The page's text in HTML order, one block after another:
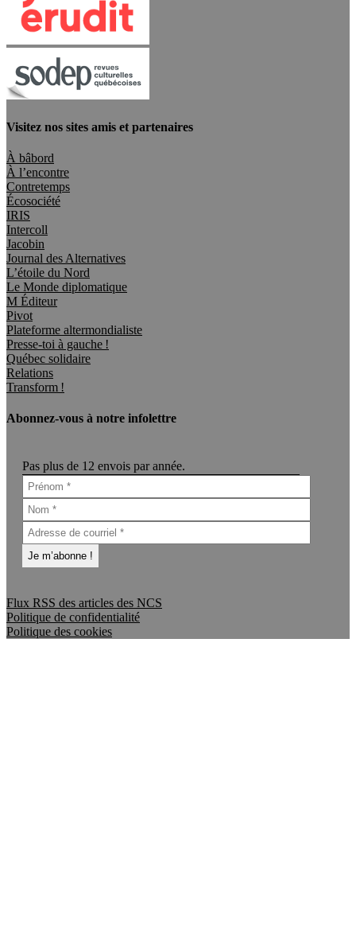
Visitez nos sites amis et partenaires
À bâbord
À l’encontre
Contretemps
Écosociété
IRIS
Intercoll
Jacobin
Journal des Alternatives
L’étoile du Nord
Le Monde diplomatique
M Éditeur
Pivot
Plateforme altermondialiste
Presse-toi à gauche !
Québec solidaire
Relations
Transform !
Abonnez-vous à notre infolettre
Pas plus de 12 envois par année.
Flux RSS des articles des NCS
Politique de confidentialité
Politique des cookies